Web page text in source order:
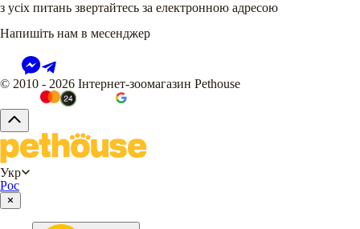
з усіх питань звертайтесь за електронною адресою
Напишіть нам в месенджер
© 2010 - 2026 Інтернет-зоомагазин Pethouse
Укр
Рос